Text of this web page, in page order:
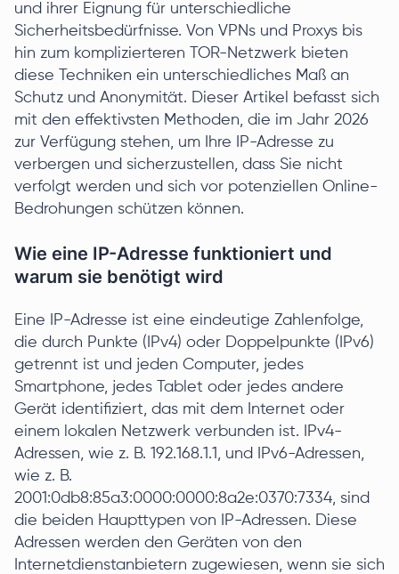
und ihrer Eignung für unterschiedliche
Sicherheitsbedürfnisse. Von VPNs und Proxys bis
hin zum komplizierteren TOR-Netzwerk bieten
diese Techniken ein unterschiedliches Maß an
Schutz und Anonymität. Dieser Artikel befasst sich
mit den effektivsten Methoden, die im Jahr 2026
zur Verfügung stehen, um Ihre IP-Adresse zu
verbergen und sicherzustellen, dass Sie nicht
verfolgt werden und sich vor potenziellen Online-
Bedrohungen schützen können.
Wie eine IP-Adresse funktioniert und
warum sie benötigt wird
Eine IP-Adresse ist eine eindeutige Zahlenfolge,
die durch Punkte (IPv4) oder Doppelpunkte (IPv6)
getrennt ist und jeden Computer, jedes
Smartphone, jedes Tablet oder jedes andere
Gerät identifiziert, das mit dem Internet oder
einem lokalen Netzwerk verbunden ist. IPv4-
Adressen, wie z. B. 192.168.1.1, und IPv6-Adressen,
wie z. B.
2001:0db8:85a3:0000:0000:8a2e:0370:7334, sind
die beiden Haupttypen von IP-Adressen. Diese
Adressen werden den Geräten von den
Internetdienstanbietern zugewiesen, wenn sie sich